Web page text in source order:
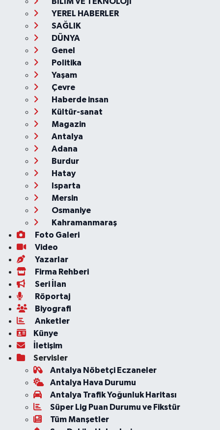
YEREL HABERLER
SAĞLIK
DÜNYA
Genel
Politika
Yaşam
Çevre
Haberde insan
Kültür-sanat
Magazin
Antalya
Adana
Burdur
Hatay
Isparta
Mersin
Osmaniye
Kahramanmaraş
Foto Galeri
Video
Yazarlar
Firma Rehberi
Seri İlan
Röportaj
Biyografi
Anketler
Künye
İletişim
Servisler
Antalya Nöbetçi Eczaneler
Antalya Hava Durumu
Antalya Trafik Yoğunluk Haritası
Süper Lig Puan Durumu ve Fikstür
Tüm Manşetler